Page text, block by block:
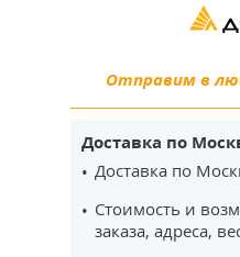
Отправим в
Доставка по
Доставка по
Стоимость и
заказа, адреса,